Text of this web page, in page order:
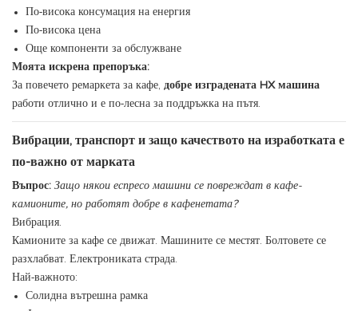
По-висока консумация на енергия
По-висока цена
Още компоненти за обслужване
Моята искрена препоръка:
За повечето ремаркета за кафе, добре изградената HX машина
работи отлично и е по-лесна за поддръжка на пътя.
Вибрации, транспорт и защо качеството на изработката е
по-важно от марката
Въпрос: Защо някои еспресо машини се повреждат в кафе-
камионите, но работят добре в кафенетата?
Вибрация.
Камионите за кафе се движат. Машините се местят. Болтовете се
разхлабват. Електрониката страда.
Най-важното:
Солидна вътрешна рамка